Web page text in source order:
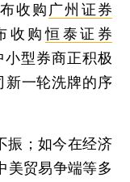
收购 广州证券
收购恒泰证券
型券商正积极
新一轮洗牌的序
振；如今在经济
美贸易争端等多